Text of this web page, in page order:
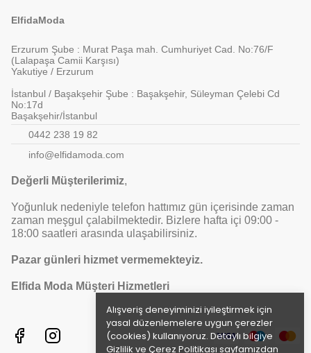
Alışveriş deneyiminizi iyileştirmek için
yasal düzenlemelere uygun çerezler
(cookies) kullanıyoruz. Detaylı bilgiye
Gizlilik ve Çerez Politikası sayfamızdan
ElfidaModa
Erzurum Şube : Murat Paşa mah. Cumhuriyet Cad. No:76/F
(Lalapaşa Camii Karşısı)
Yakutiye / Erzurum
İstanbul / Başakşehir Şube : Başakşehir, Süleyman Çelebi Cd
No:17d
Başakşehir/İstanbul
0442 238 19 82
info@elfidamoda.com
Değerli Müşterilerimiz,
Yoğunluk nedeniyle telefon hattımız gün içerisinde zaman
zaman meşgul çalabilmektedir. Bizlere hafta içi 09:00 -
18:00 saatleri arasında ulaşabilirsiniz.
Pazar günleri hizmet vermemekteyiz.
Elfida Moda Müşteri Hizmetleri